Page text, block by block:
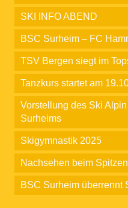
SKI INFO ABEND
BSC Surheim – FC
TSV Bergen siegt im
Tanzkurs startet am
Vorstellung des Ski
Surheims
Skigymnastik 2025
Nachsehen beim
BSC Surheim überrennt